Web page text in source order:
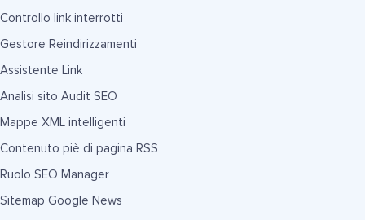
Controllo link interrotti
Gestore Reindirizzamenti
Assistente Link
Analisi sito Audit SEO
Mappe XML intelligenti
Contenuto piè di pagina RSS
Ruolo SEO Manager
Sitemap Google News